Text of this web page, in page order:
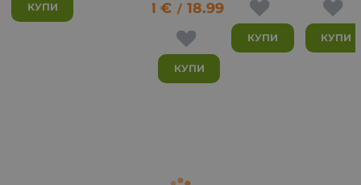
КУПИ 9.71 € / 18.99
КУПИ
КУПИ КУПИ